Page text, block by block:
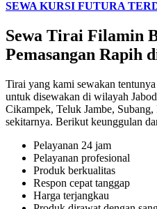
SEWA KURSI FUTURA
Sewa Tirai Filamin
Pemasangan Rapih
Tirai yang kami sewakan
untuk disewakan di wilayah
Cikampek, Teluk Jambe,
sekitarnya. Berikut keunggulan
Pelayanan 24 jam
Pelayanan profesional
Produk berkualitas
Respon cepat tanggap
Harga terjangkau